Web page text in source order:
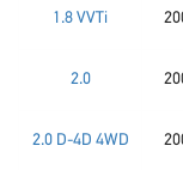
1.8 VVTi
2.0
2.0 D-4D 4WD